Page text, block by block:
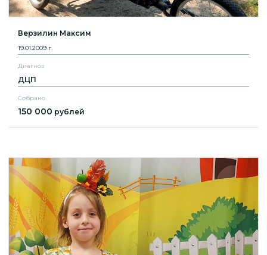
Верзилин Максим
19.01.2009 г.
Диагноз
ДЦП
Собрано
150 000 рублей